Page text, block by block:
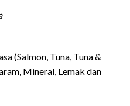
(Salmon, Tuna, Tuna &
Mineral, Lemak dan